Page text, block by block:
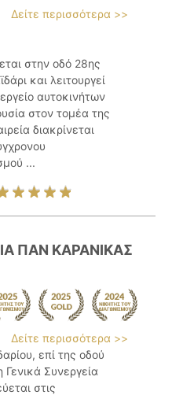
Δείτε περισσότερα >>
στην οδό 28ης
και λειτουργεί
αυτοκινήτων
στον τομέα της
διακρίνεται
...
ΠΑΝ ΚΑΡΑΝΙΚΑΣ
Δείτε περισσότερα >>
επί της οδού
Γενικά Συνεργεία
στις